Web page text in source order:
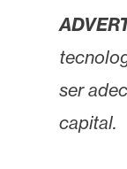
o
y
u
b
ser
capital.